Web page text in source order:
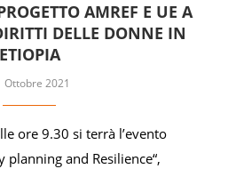
AMREF E UE A
DELLE DONNE IN
ETIOPIA
Ottobre 2021
ore 9.30 si terrà l’evento
planning and Resilience“,